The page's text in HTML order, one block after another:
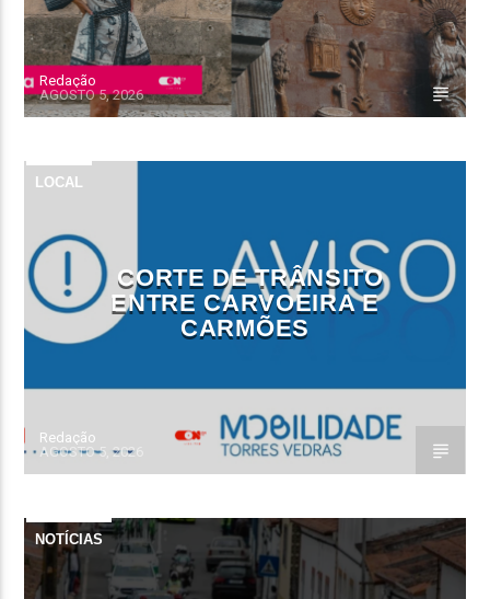
Redação
AGOSTO 5, 2026
LOCAL
CORTE DE TRÂNSITO
ENTRE CARVOEIRA E
CARMÕES
Redação
AGOSTO 5, 2026
NOTÍCIAS